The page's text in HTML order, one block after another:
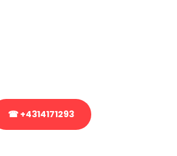
☎ +4314171293